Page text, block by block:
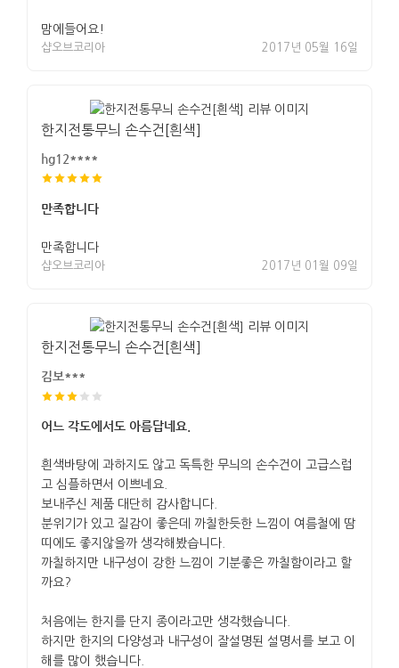
맘에들어요!
샵오브코리아 2017년 05월 16일
한지전통무늬 손수건[흰색]
hg12****
만족합니다
만족합니다
샵오브코리아 2017년 01월 09일
한지전통무늬 손수건[흰색]
김보***
어느 각도에서도 아름답네요.
흰색바탕에 과하지도 않고 독특한 무늬의 손수건이 고급스럽
고 심플하면서 이쁘네요.
보내주신 제품 대단히 감사합니다.
분위기가 있고 질감이 좋은데 까칠한듯한 느낌이 여름철에 땀
띠에도 좋지않을까 생각해봤습니다.
까칠하지만 내구성이 강한 느낌이 기분좋은 까칠함이라고 할
까요?
처음에는 한지를 단지 종이라고만 생각했습니다.
하지만 한지의 다양성과 내구성이 잘설명된 설명서를 보고 이
해를 많이 했습니다.